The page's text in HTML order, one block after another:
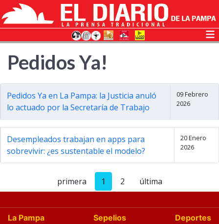
Pedidos Ya!
Pedidos Ya en La Pampa: la Justicia anuló
lo actuado por la Secretaría de Trabajo
09 Febrero
2026
Desempleados trabajan en apps para
sobrevivir: ¿es sustentable el modelo?
20 Enero
2026
primera 1 2 última
La Pampa Sepelios
Deportes